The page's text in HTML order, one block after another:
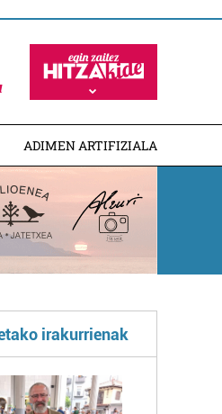
ADIMEN ARTIFIZIALA
irakurrienak